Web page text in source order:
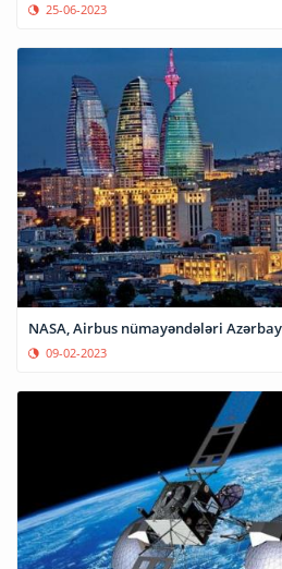
25-06-2023
NASA, Airbus nümayəndələri
09-02-2023